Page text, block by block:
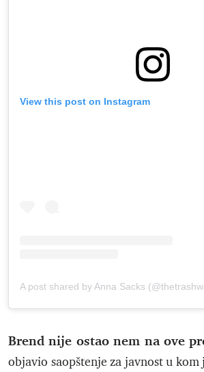
View this post on Instagram
A post shared by Anna Sacks
Brend nije ostao nem na ove
objavio saopštenje za javnost u kom